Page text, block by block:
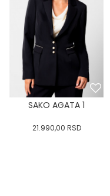
SAKO AGATA 1
21.990,00 RSD